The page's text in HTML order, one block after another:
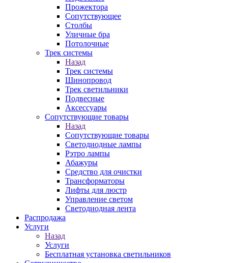
Прожектора
Сопутствующее
Столбы
Уличные бра
Потолочные
Трек системы
Назад
Трек системы
Шинопровод
Трек светильники
Подвесные
Аксессуары
Сопутствующие товары
Назад
Сопутствующие товары
Светодиодные лампы
Рэтро лампы
Абажуры
Средство для очистки
Трансформаторы
Лифты для люстр
Управление светом
Светодиодная лента
Распродажа
Услуги
Назад
Услуги
Бесплатная установка светильников